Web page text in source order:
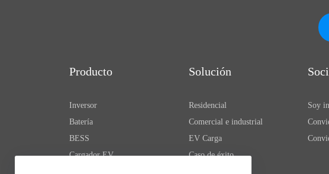
Producto
Inversor
Batería
BESS
Cargador EV
Solución
Residencial
Comercial e industrial
EV Carga
Caso de éxito
Soy